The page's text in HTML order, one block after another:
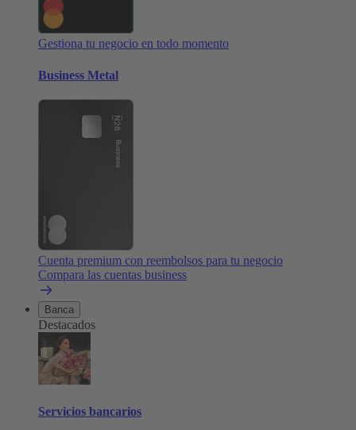
Gestiona tu negocio en todo momento
Business Metal
Cuenta premium con reembolsos para tu negocio
Compara las cuentas business
Banca
Destacados
Servicios bancarios